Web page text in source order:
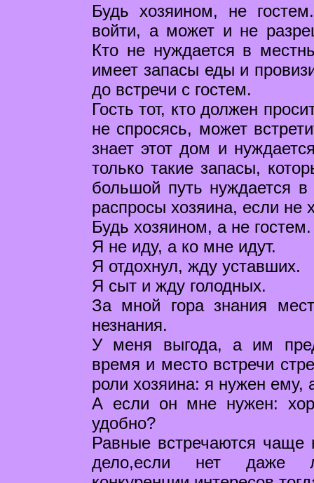
Будь хозяином, не
войти, а может и не
Кто не нуждается в
имеет запасы еды и
до встречи с гостем.
Гость тот, кто должен
не спросясь, может
знает этот дом и
только такие запасы,
большой путь нуждается
распросы хозяина, если не
Будь хозяином, а не гостем.
Я не иду, а ко мне идут.
Я отдохнул, жду уставших.
Я сыт и жду голодных.
За мной гора знания
незнания.
У меня выгода, а им
время и место встречи
роли хозяина: я нужен ему,
А если он мне нужен:
удобно?
Равные встречаются чаще
дело,если нет даже